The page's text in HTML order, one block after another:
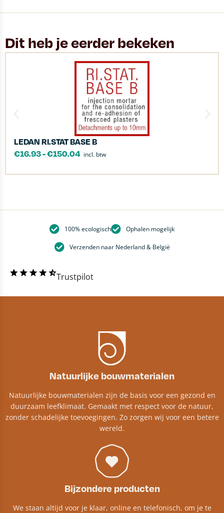
Dit heb je eerder bekeken
LEDAN RI.STAT BASE B
€16.93-€150.04 incl. btw
100% ecologisch Ophalen mogelijk
Verzenden naar Nederland & België
Trustpilot
Natuurlijke bouwmaterialen
Natuurlijke bouwmaterialen zijn de basis voor een gezond en
duurzaam leefklimaat. Gemaakt met respect voor de natuur,
zonder schadelijke toevoegingen. Zo zorgen wij voor een betere
wereld.
Bijzondere producten
We staan altijd voor je klaar, online en telefonisch, om je te